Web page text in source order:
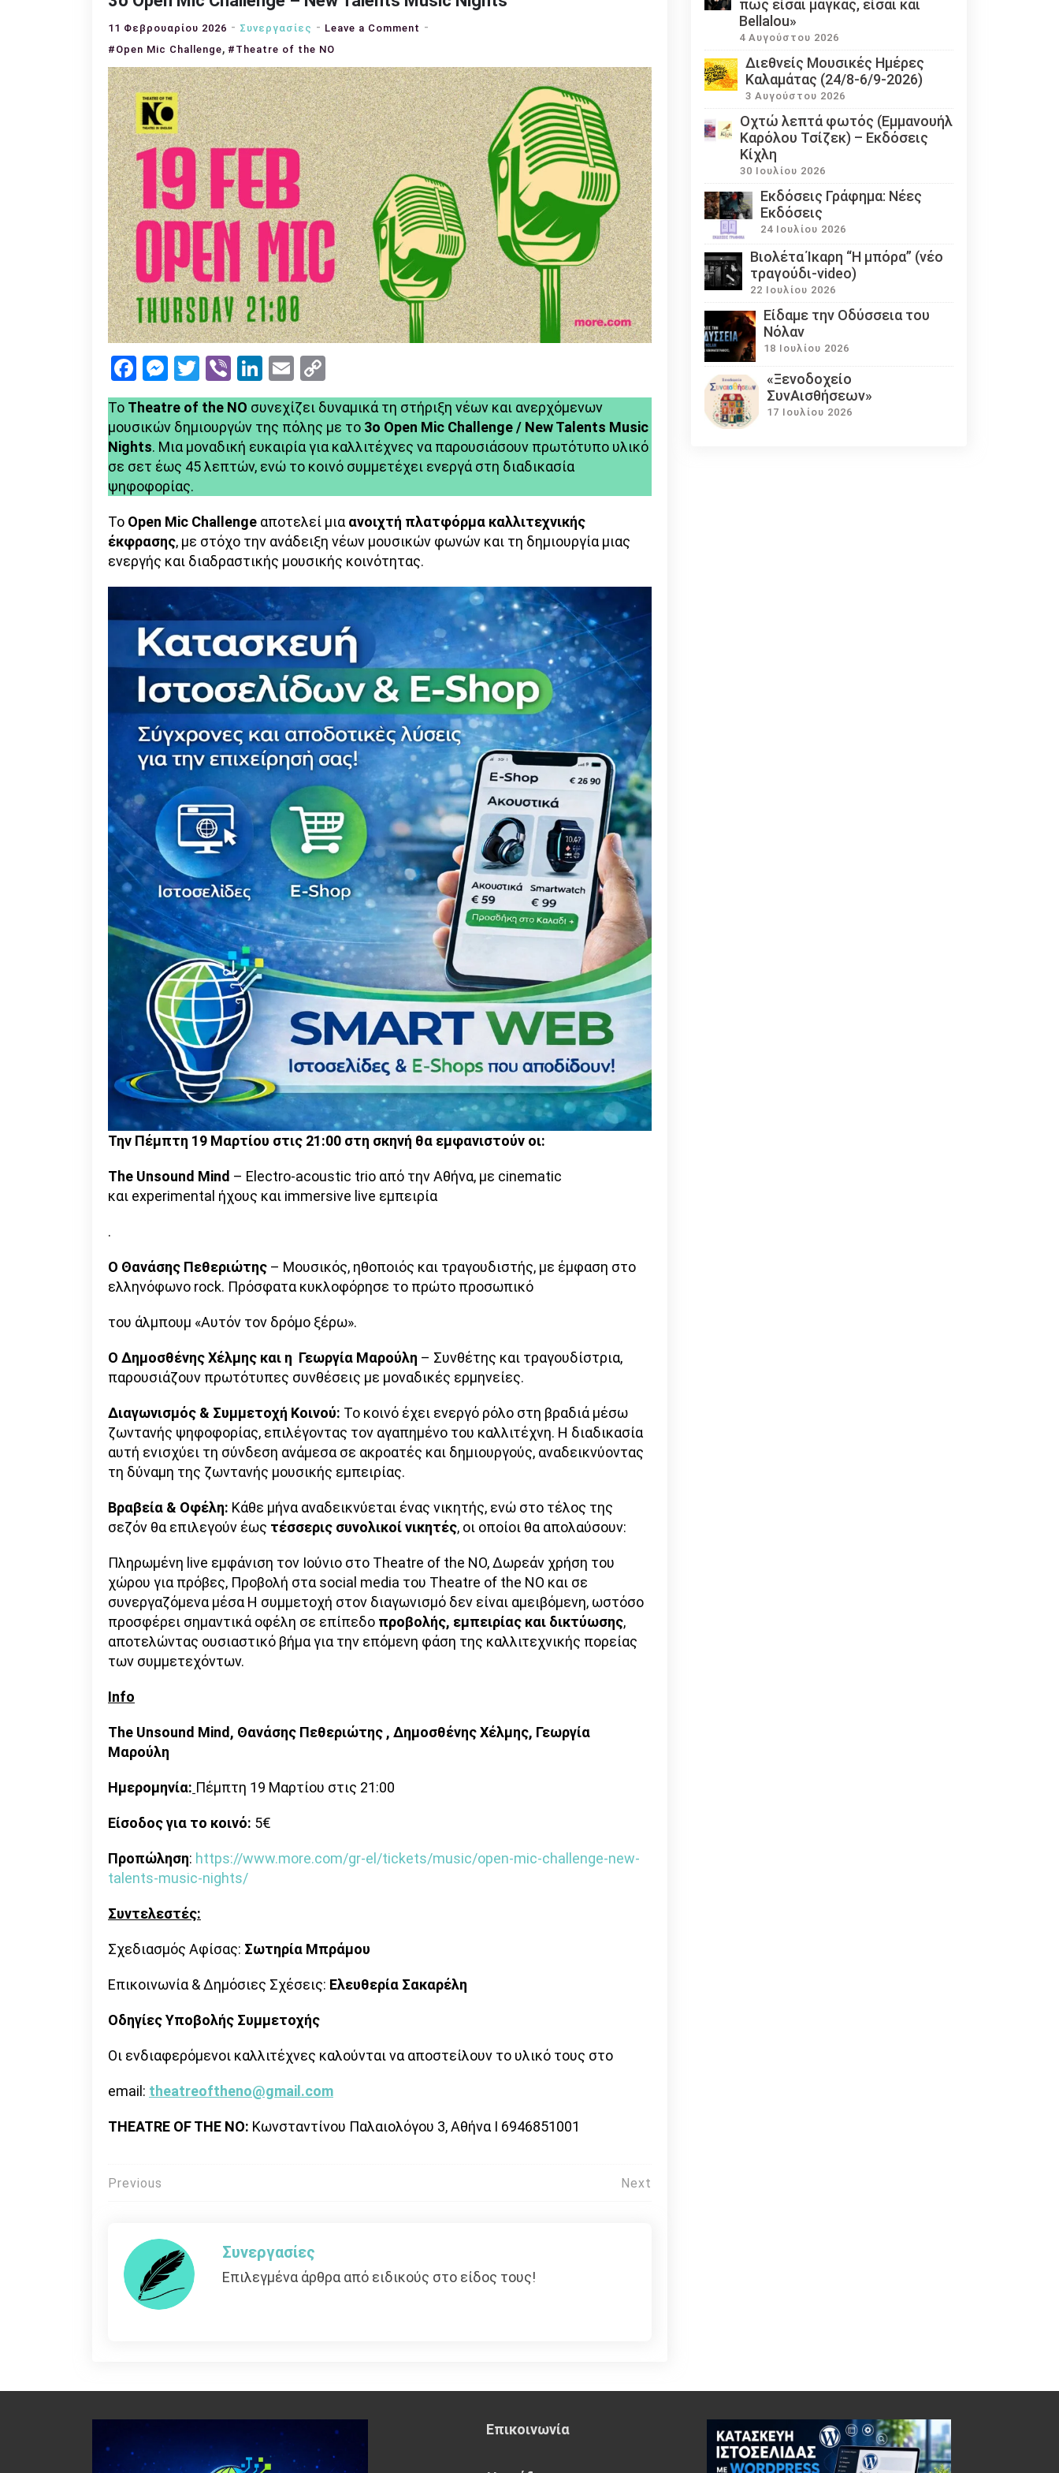
11 Φεβρουαρίου 2026 Συνεργασίες Leave a Comment on
Open
Mic
Challenge
–
New
Talents
Music
Nights
#Open Mic Challenge, #Theatre of the NO
Facebook
Messenger
Twitter
ViberLinkedIn
Email
Link
Το Theatre of the NO συνεχίζει δυναμικά τη στήριξη νέων και ανερχόμενων
μουσικών δημιουργών της πόλης με το 3ο Open Mic Challenge / New Talents Music
Nights. Μια μοναδική ευκαιρία για καλλιτέχνες να παρουσιάσουν πρωτότυπο υλικό
σε σετ έως 45 λεπτών, ενώ το κοινό συμμετέχει ενεργά στη διαδικασία
ψηφοφορίας.
Το Open Mic Challenge αποτελεί μια ανοιχτή πλατφόρμα καλλιτεχνικής
έκφρασης, με στόχο την ανάδειξη νέων μουσικών φωνών και τη δημιουργία μιας
ενεργής και διαδραστικής μουσικής κοινότητας.
Την Πέμπτη 19 Μαρτίου στις 21:00 στη σκηνή θα εμφανιστούν οι:
The Unsound Mind – Electro-acoustic trio από την Αθήνα, με cinematic
και experimental ήχους και immersive live εμπειρία
.
Ο Θανάσης Πεθεριώτης – Μουσικός, ηθοποιός και τραγουδιστής, με έμφαση στο
ελληνόφωνο rock. Πρόσφατα κυκλοφόρησε το πρώτο προσωπικό
του άλμπουμ «Αυτόν τον δρόμο ξέρω».
Ο Δημοσθένης Χέλμης και η Γεωργία Μαρούλη – Συνθέτης και τραγουδίστρια,
παρουσιάζουν πρωτότυπες συνθέσεις με μοναδικές ερμηνείες.
Διαγωνισμός & Συμμετοχή Κοινού: Το κοινό έχει ενεργό ρόλο στη βραδιά μέσω
ζωντανής ψηφοφορίας, επιλέγοντας τον αγαπημένο του καλλιτέχνη. Η διαδικασία
αυτή ενισχύει τη σύνδεση ανάμεσα σε ακροατές και δημιουργούς, αναδεικνύοντας
τη δύναμη της ζωντανής μουσικής εμπειρίας.
Βραβεία & Οφέλη: Κάθε μήνα αναδεικνύεται ένας νικητής, ενώ στο τέλος της
σεζόν θα επιλεγούν έως τέσσερις συνολικοί νικητές, οι οποίοι θα απολαύσουν:
Πληρωμένη live εμφάνιση τον Ιούνιο στο Theatre of the NO, Δωρεάν χρήση του
χώρου για πρόβες, Προβολή στα social media του Theatre of the NO και σε
συνεργαζόμενα μέσα Η συμμετοχή στον διαγωνισμό δεν είναι αμειβόμενη, ωστόσο
προσφέρει σημαντικά οφέλη σε επίπεδο προβολής, εμπειρίας και δικτύωσης,
αποτελώντας ουσιαστικό βήμα για την επόμενη φάση της καλλιτεχνικής πορείας
των συμμετεχόντων.
Info
The Unsound Mind, Θανάσης Πεθεριώτης , Δημοσθένης Χέλμης, Γεωργία
Μαρούλη
Ημερομηνία: Πέμπτη 19 Μαρτίου στις 21:00
Είσοδος για το κοινό: 5€
Προπώληση: https://www.more.com/gr-el/tickets/music/open-mic-challenge-new-
talents-music-nights/
Συντελεστές:
Σχεδιασμός Αφίσας: Σωτηρία Μπράμου
Επικοινωνία & Δημόσιες Σχέσεις: Ελευθερία Σακαρέλη
Οδηγίες Υποβολής Συμμετοχής
Οι ενδιαφερόμενοι καλλιτέχνες καλούνται να αποστείλουν το υλικό τους στο
email: theatreoftheno@gmail.com
THEATRE OF THE NO: Κωνσταντίνου Παλαιολόγου 3, Αθήνα Ι 6946851001
Πλοήγηση
Previous Next
Συνεργασίες
Επιλεγμένα άρθρα από ειδικούς στο είδος τους!
πως είσαι μάγκας, είσαι και
Bellalou»
4 Αυγούστου 2026
Διεθνείς Μουσικές Ημέρες
Καλαμάτας (24/8-6/9-2026)
3 Αυγούστου 2026
Οχτώ λεπτά φωτός (Εμμανουήλ
Καρόλου Τσίζεκ) – Εκδόσεις
Κίχλη
30 Ιουλίου 2026
Εκδόσεις Γράφημα: Νέες
Εκδόσεις
24 Ιουλίου 2026
Βιολέτα Ίκαρη “Η μπόρα” (νέο
τραγούδι-video)
22 Ιουλίου 2026
Eίδαμε την Οδύσσεια του
Νόλαν
18 Ιουλίου 2026
«Ξενοδοχείο
ΣυνΑισθήσεων»
17 Ιουλίου 2026
Επικοινωνία